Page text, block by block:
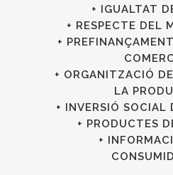
+ IGUALTAT
+ RESPECTE DEL
+
+ ORGANITZACIÓ
LA
+ INVERSIÓ SOCIAL
+ PRODUCTES
+